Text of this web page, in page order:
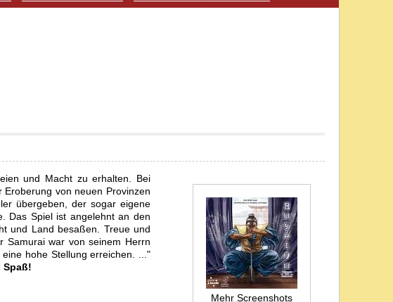
Mehr Screenshots
und Macht zu erhalten. Bei
von neuen Provinzen
übergeben, der sogar eigene
Das Spiel ist angelehnt an den
und Land besaßen. Treue und
Samurai war von seinem Herrn
hohe Stellung erreichen. ..."
Spaß!